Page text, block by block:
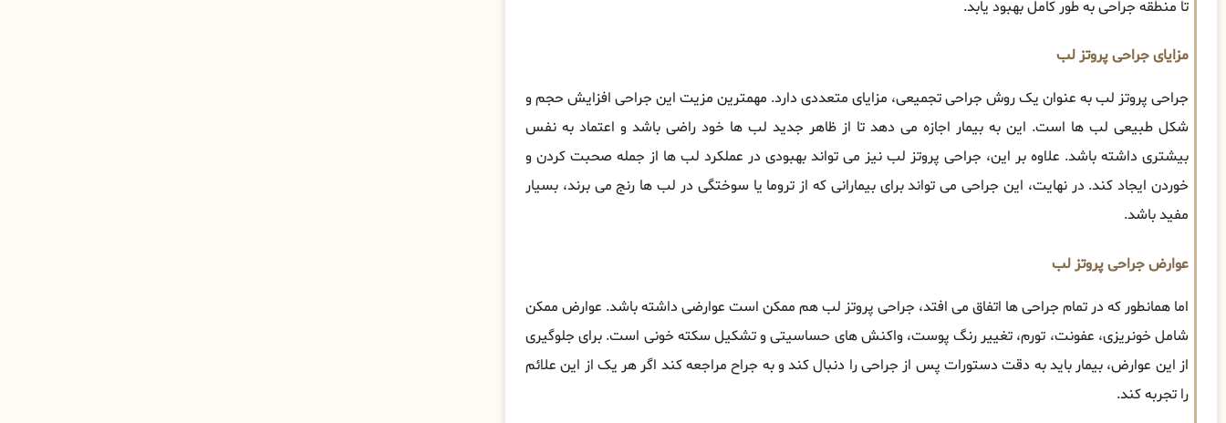
تا منطقه جراحی به طور کامل بهبود یابد.
مزایای جراحی پروتز لب
جراحی پروتز لب به عنوان یک روش جراحی تجمیعی، مزایای متعددی دارد. مهمترین مزیت این جراحی افزایش حجم و
شکل طبیعی لب ها است. این به بیمار اجازه می دهد تا از ظاهر جدید لب ها خود راضی باشد و اعتماد به نفس
بیشتری داشته باشد. علاوه بر این، جراحی پروتز لب نیز می تواند بهبودی در عملکرد لب ها از جمله صحبت کردن و
خوردن ایجاد کند. در نهایت، این جراحی می تواند برای بیمارانی که از تروما یا سوختگی در لب ها رنج می برند، بسیار
مفید باشد.
عوارض جراحی پروتز لب
اما همانطور که در تمام جراحی ها اتفاق می افتد، جراحی پروتز لب هم ممکن است عوارضی داشته باشد. عوارض ممکن
شامل خونریزی، عفونت، تورم، تغییر رنگ پوست، واکنش های حساسیتی و تشکیل سکته خونی است. برای جلوگیری
از این عوارض، بیمار باید به دقت دستورات پس از جراحی را دنبال کند و به جراح مراجعه کند اگر هر یک از این علائم
را تجربه کند.